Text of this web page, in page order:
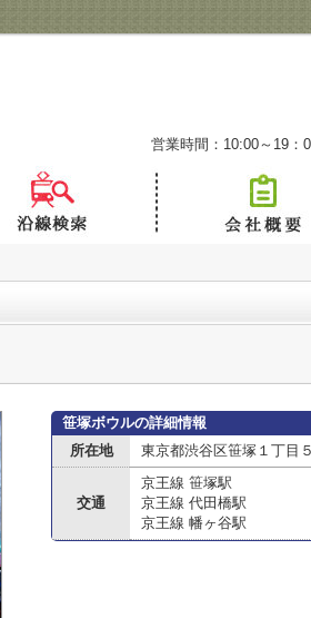
営業時間：10:00～19：
笹塚ボウルの詳細情報
所在地
東京都渋谷区笹塚１丁目
交通
京王線 笹塚駅
京王線 代田橋駅
京王線 幡ヶ谷駅